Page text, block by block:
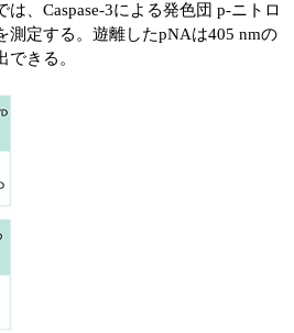
は、Caspase-3による発色団 p-ニトロ
測定する。遊離したpNAは405 nmの
きる。